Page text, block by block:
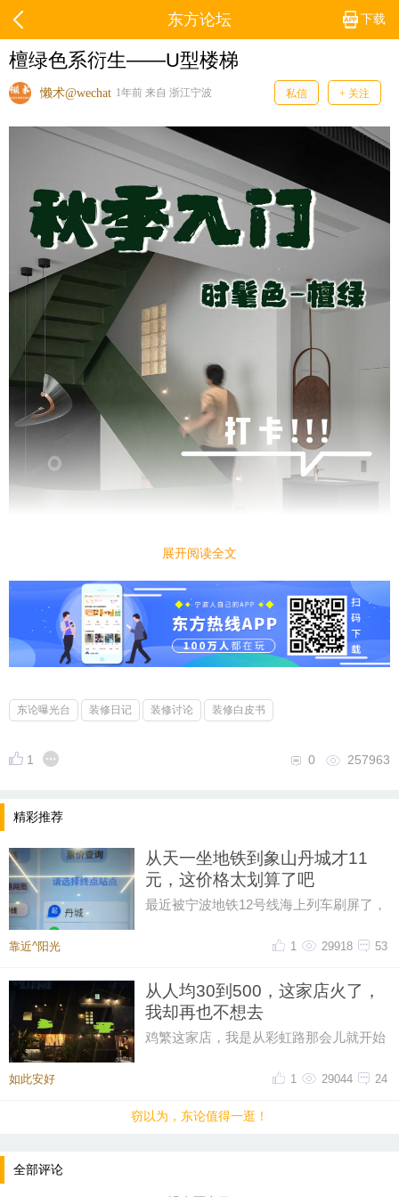
下载
东方论坛
檀绿色系衍生——U型楼梯
懒术@wechat 1年前 来自 浙江宁波 私信 + 关注
如果用一句话概括这里，那“大道至简”是最适合的形
容🤍
这样的搭配既能减少干扰，达到“人越淡，事越顺”的
效果，又能间接给身处当下场景的人一种心灵暗示🙅‍♀️
🌳中性色调的檀绿色系绝对是整个空间的亮点，外加
上散发活力的木色，一个词总结就是——淡雅又不失
生趣🌳
💿金属的质感又增加了一份冷静和淡然💿
🪹搭配暖色的木质结构，又多了一份生活的亲近🪹
#东方三缘色 #绿
#装修设计 #设计案例分享 #空间设计 #装修 #别墅
设计 #室内设计 #我的日常 #氛围感
一群来自专注室内空间氛围感的设计师
电话微信同号哦：18989377430
展开阅读全文
东论曝光台 装修日记 装修讨论 装修白皮书
1 257963
0
精彩推荐
从天一坐地铁到象山丹城才11
元，这价格太划算了吧
最近被宁波地铁12号线海上列车刷屏了，
从天一广场坐到象山丹城是11晕
靠近^阳光 53
29918
1
从人均30到500，这家店火了，
我却再也不想去
鸡繁这家店，我是从彩虹路那会儿就开始
声再多，我也愿意去，那时候感
如此安好 24
29044
1
窃以为，东论值得一逛！
全部评论